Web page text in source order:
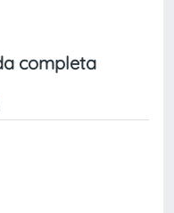
completa